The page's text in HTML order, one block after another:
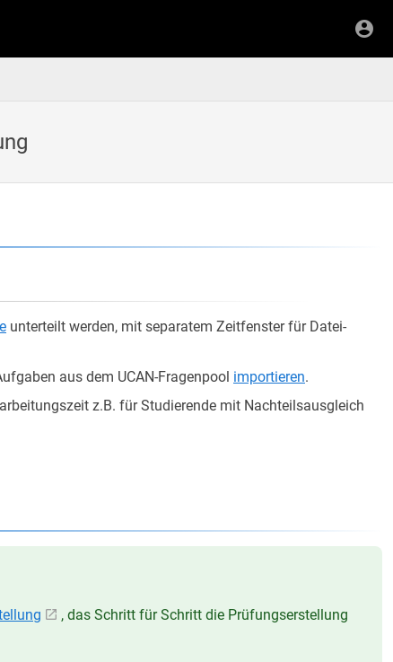
unterteilt werden, mit separatem Zeitfenster für Datei-
aus dem UCAN-Fragenpool importieren.
z.B. für Studierende mit Nachteilsausgleich
, das Schritt für Schritt die Prüfungserstellung